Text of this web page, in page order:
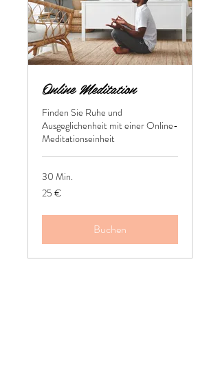
Online Meditation
Finden Sie Ruhe und
Ausgeglichenheit mit einer Online-
Meditationseinheit
30 Min.
25
Euro
25 €
Buchen